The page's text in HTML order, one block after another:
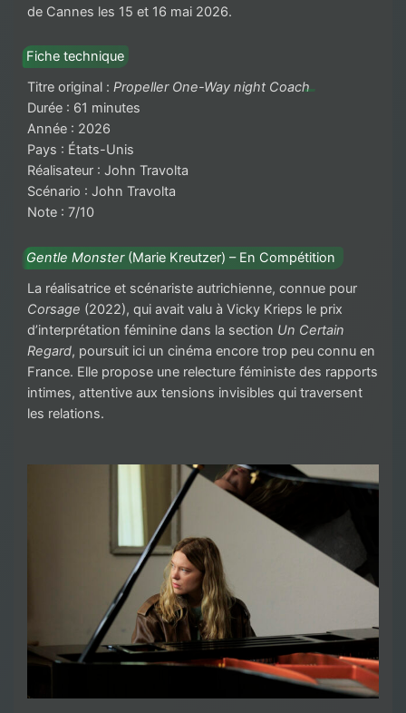
de Cannes les 15 et 16 mai 2026.
Fiche technique
Titre original : Propeller One-Way night Coach
Durée : 61 minutes
Année : 2026
Pays : États-Unis
Réalisateur : John Travolta
Scénario : John Travolta
Note : 7/10
Gentle Monster(Marie Kreutzer) – En Compétition
La réalisatrice et scénariste autrichienne, connue pour
Corsage (2022), qui avait valu à Vicky Krieps le prix
d’interprétation féminine dans la section Un Certain
Regard, poursuit ici un cinéma encore trop peu connu en
France. Elle propose une relecture féministe des rapports
intimes, attentive aux tensions invisibles qui traversent
les relations.